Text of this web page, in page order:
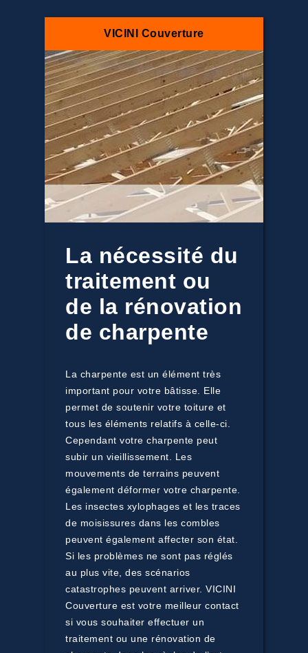
VICINI Couverture
La nécessité du
traitement ou
de la rénovation
de charpente
La charpente est un élément très
important pour votre bâtisse. Elle
permet de soutenir votre toiture et
tous les éléments relatifs à celle-ci.
Cependant votre charpente peut
subir un vieillissement. Les
mouvements de terrains peuvent
également déformer votre charpente.
Les insectes xylophages et les traces
de moisissures dans les combles
peuvent également affecter son état.
Si les problèmes ne sont pas réglés
au plus vite, des scénarios
catastrophes peuvent arriver. VICINI
Couverture est votre meilleur contact
si vous souhaiter effectuer un
traitement ou une rénovation de